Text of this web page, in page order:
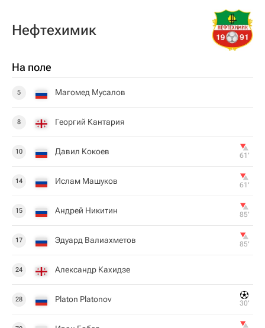
Нефтехимик
На поле
5 Магомед Мусалов
8 Георгий Кантария
10 Давил Кокоев 61‎’‎
14 Ислам Машуков 61‎’‎
15 Андрей Никитин 85‎’‎
17 Эдуард Валиахметов 85‎’‎
24 Александр Кахидзе
28 Platon Platonov 30‎’‎